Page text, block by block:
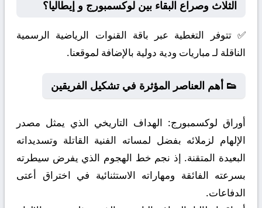
الثلاث وصراع البقاء بين لوكسمبورج و إيطاليا؟
✅ تتوفر التغطية عبر باقة القنوات الرياضية الرسمية
الناقلة لـ مباريات ودية دولية بالإضافة لموقعنا.
👟 أهم العناصر المؤثرة في تشكيل الفريقين
أوراق لوكسمبورج: الهداف التاريخي الذي يمثل مصدر
الإلهام لزملائه بفضل لمساته الفنية القاتلة وتسديداته
البعيدة المتقنة. إذ نجم خط الهجوم الذي يفرض سيطرته
بسرعته الفائقة ومهاراته الاستثنائية في اختراق أعتى
الدفاعات.